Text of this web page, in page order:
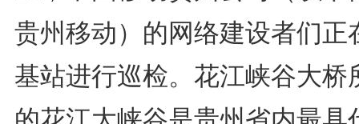
贵州移动）的网络建设者们正
基站进行巡检。花江峡谷大桥